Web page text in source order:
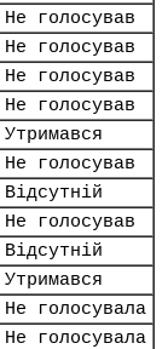
Не голосував
Не голосував
Не голосував
Не голосував
Утримався
Не голосував
Відсутній
Не голосував
Відсутній
Утримався
Не голосувала
Не голосувала